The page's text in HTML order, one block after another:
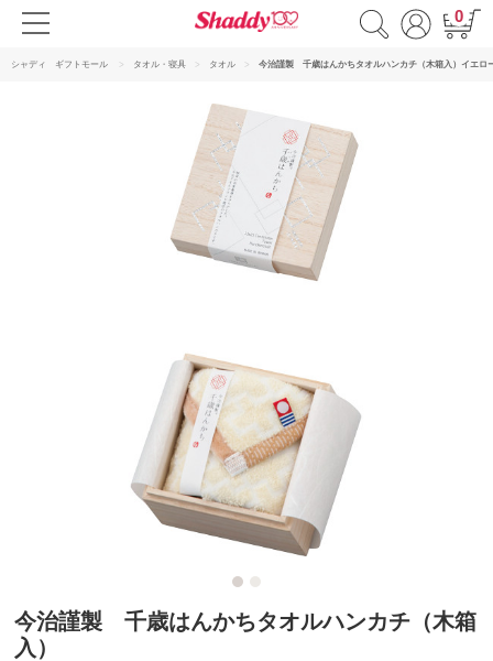
0
シャディ ギフトモール タオル・寝具 タオル 今治謹製 千歳はんかちタオルハンカチ（木箱入）イエロ
今治謹製 千歳はんかちタオルハンカチ（木箱
入）